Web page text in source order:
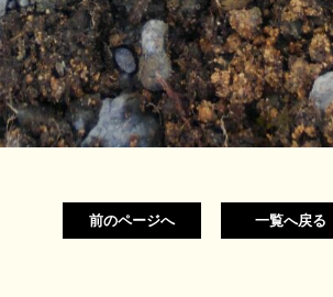
前のページへ 一覧へ戻る